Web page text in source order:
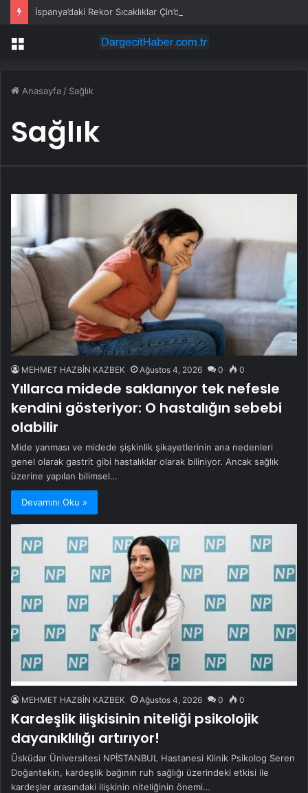
Menü
Anasayfa / Sağlık
Sağlık
MEHMET HAZBİN KAZBEK Ağustos 4, 2026 0 0
Yıllarca midede saklanıyor tek nefesle
kendini gösteriyor: O hastalığın sebebi
olabilir
Mide yanması ve midede şişkinlik şikayetlerinin ana nedenleri
genel olarak gastrit gibi hastalıklar olarak biliniyor. Ancak sağlık
üzerine yapılan bilimsel…
Devamını Oku »
MEHMET HAZBİN KAZBEK Ağustos 4, 2026 0 0
Kardeşlik ilişkisinin niteliği psikolojik
dayanıklılığı artırıyor!
Üsküdar Üniversitesi NPİSTANBUL Hastanesi Klinik Psikolog Seren
Doğantekin, kardeşlik bağının ruh sağlığı üzerindeki etkisi ile
kardeşler arasındaki ilişkinin niteliğinin önemi…